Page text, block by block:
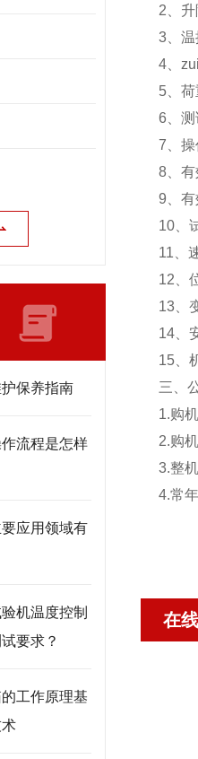
保养指南
流程是怎样
应用领域有
机温度控制
要求？
工作原理基
2、
3、
4、
5、
6、
7、
8、
9、
10、
11、
12、
13、
14、
15、
三、
1.购
2.购
3.整
4.常
在